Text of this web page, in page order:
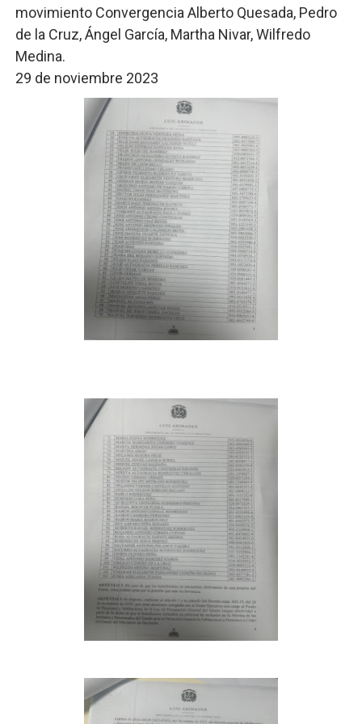
movimiento Convergencia Alberto Quesada, Pedro
de la Cruz, Ángel García, Martha Nivar, Wilfredo
Medina.
29 de noviembre 2023